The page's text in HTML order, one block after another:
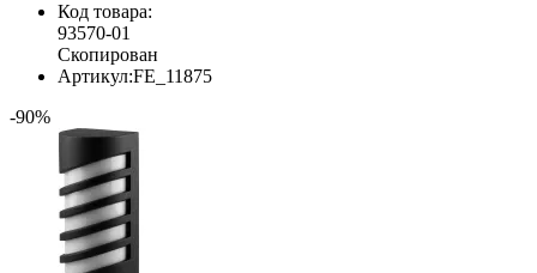
Код товара:
93570-01
Скопирован
Артикул:FE_11875
-90%